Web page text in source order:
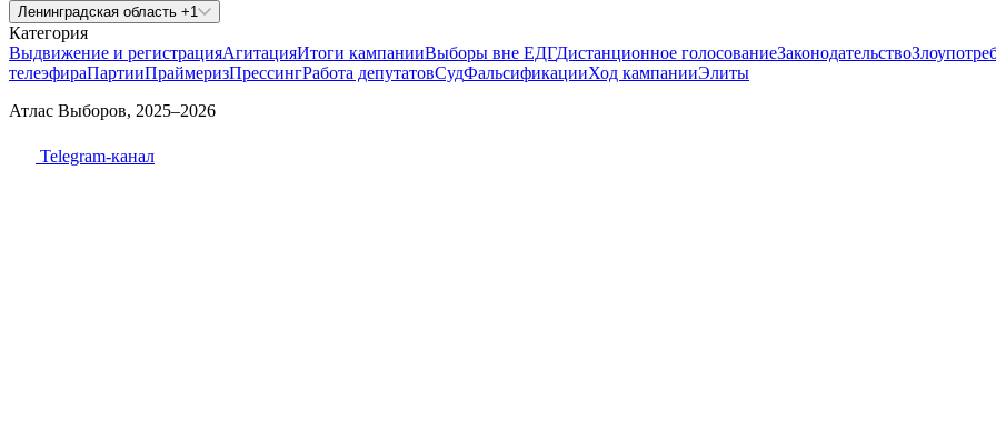
Ленинградская область +1
Категория
Выдвижение и регистрацияАгитацияИтоги кампанииВыборы вне ЕДГДистанционное голосованиеЗаконодательство
телеэфираПартииПраймеризПрессингРабота депутатовСудФальсификацииХод кампанииЭлиты
Атлас Выборов, 2025–2026
Telegram-канал